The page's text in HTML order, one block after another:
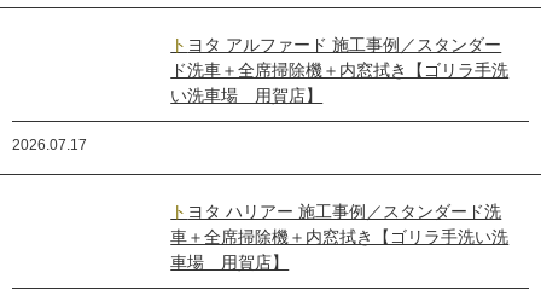
トヨタ アルファード 施工事例／スタンダー
ド洗車＋全席掃除機＋内窓拭き【ゴリラ手洗
い洗車場 用賀店】
2026.07.17
トヨタ ハリアー 施工事例／スタンダード洗
車＋全席掃除機＋内窓拭き【ゴリラ手洗い洗
車場 用賀店】